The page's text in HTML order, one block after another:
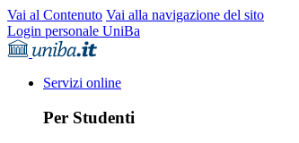
Vai al Contenuto Vai alla navigazione del sito
Login personale UniBa
Servizi online
Per Studenti